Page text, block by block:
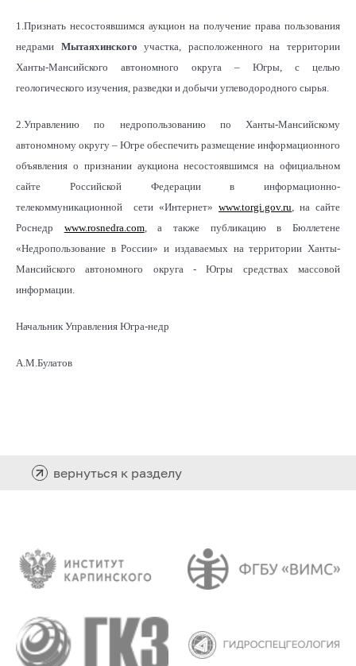
1.Признать несостоявшимся аукцион на получение права пользования
недрами Мытаяхинского участка, расположенного на территории
Ханты-Мансийского автономного округа – Югры, с целью
геологического изучения, разведки и добычи углеводородного сырья.
2.Управлению по недропользованию по Ханты-Мансийскому
автономному округу – Югре обеспечить размещение информационного
объявления о признании аукциона несостоявшимся на официальном
сайте Российской Федерации в информационно-
телекоммуникационной сети «Интернет» www.torgi.gov.ru , на сайте
Роснедр www.rosnedra.com, а также публикацию в Бюллетене
«Недропользование в России» и издаваемых на территории Ханты-
Мансийского автономного округа - Югры средствах массовой
информации.
Начальник Управления Югра-недр
А.М.Булатов
вернуться к разделу